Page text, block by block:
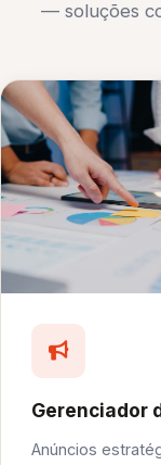
— soluções
Gerenciador
Anúncios